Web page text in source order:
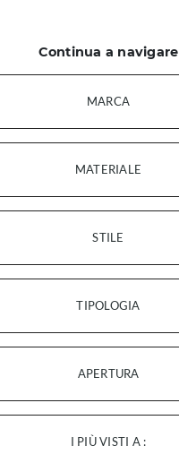
Continua a navigare
MARCA
MATERIALE
STILE
TIPOLOGIA
APERTURA
I PIÙ VISTI A :